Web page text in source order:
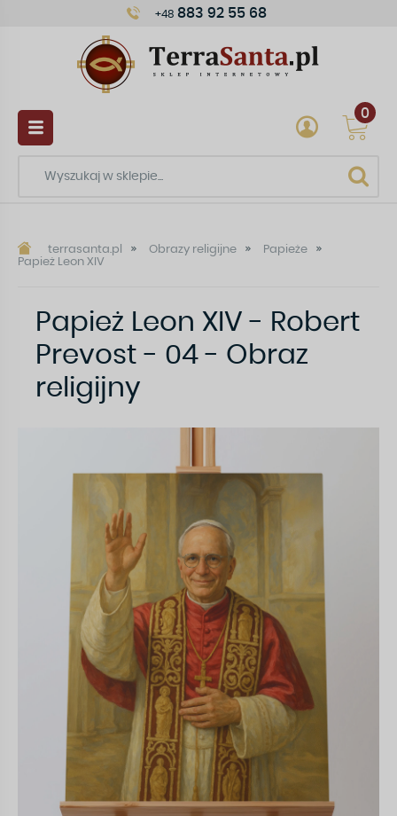
+48 883 92 55 68
0
terrasanta.pl Obrazy religijne
Papieże
Papież Leon XIV
Papież Leon XIV - Robert
Prevost - 04 - Obraz
religijny